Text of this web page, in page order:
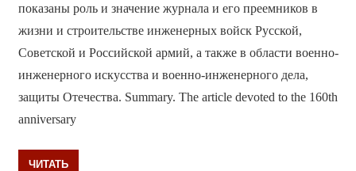
показаны роль и значение журнала и его преемников в
жизни и строительстве инженерных войск Русской,
Советской и Российской армий, а также в области военно-
инженерного искусства и военно-инженерного дела,
защиты Отечества. Summary. The article devoted to the 160th
anniversary
ЧИТАТЬ